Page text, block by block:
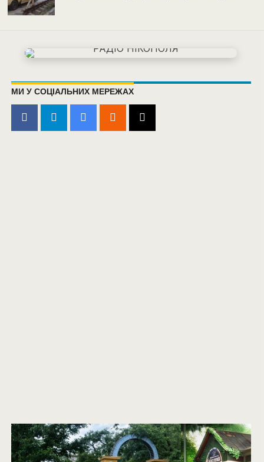
МИ У СОЦІАЛЬНИХ МЕРЕЖАХ